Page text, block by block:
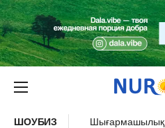
ШОУБИЗ Шығармашылық